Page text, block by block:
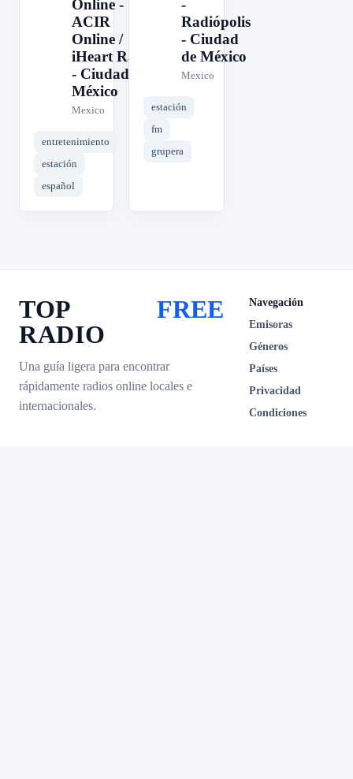
Online -
ACIR
Online /
iHeart Radio
- Ciudad de
México
Mexico
entretenimiento
estación
español
-
Radiópolis
- Ciudad
de México
Mexico
estación
fm
grupera
TOP
RADIO
FREE
Una guía ligera para encontrar
rápidamente radios online locales e
internacionales.
Navegación
Emisoras
Géneros
Países
Privacidad
Condiciones